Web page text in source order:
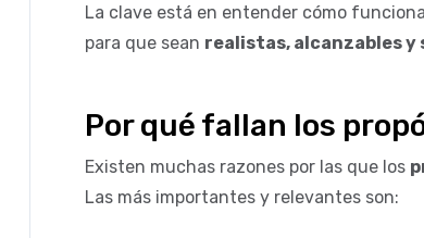
La clave está en entender cómo
para que sean realistas, alcanzables y
Por qué fallan los
Existen muchas razones por las que los
Las más importantes y relevantes son: